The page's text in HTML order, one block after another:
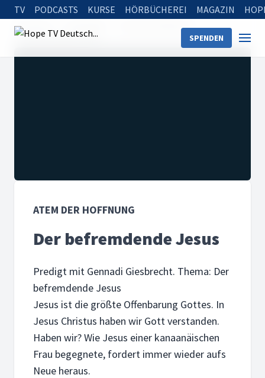
TV PODCASTS KURSE HÖRBÜCHEREI MAGAZIN
SPENDEN
Startseite
Atem der Hoffnung
Der befremdende Jesus
ATEM DER HOFFNUNG
Der befremdende Jesus
Predigt mit Gennadi Giesbrecht. Thema: Der
befremdende Jesus
Jesus ist die größte Offenbarung Gottes. In
Jesus Christus haben wir Gott verstanden.
Haben wir? Wie Jesus einer kanaanäischen
Frau begegnete, fordert immer wieder aufs
Neue heraus.